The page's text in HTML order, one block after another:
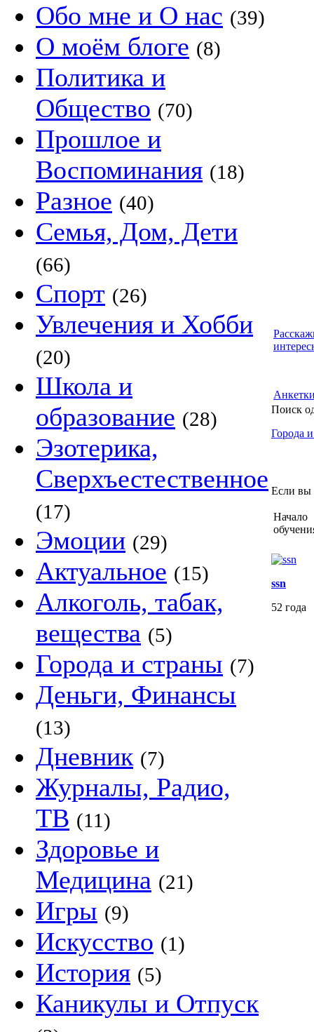
Обо мне и О нас (39)
О моём блоге (8)
Политика и
Общество (70)
Прошлое и
Воспоминания (18)
Разное (40)
Семья, Дом, Дети
(66)
Спорт (26)
Увлечения и Хобби
(20)
Школа и
образование (28)
Эзотерика,
Сверхъестественное
(17)
Эмоции (29)
Актуальное (15)
Алкоголь, табак,
вещества (5)
Города и страны (7)
Деньги, Финансы
(13)
Дневник (7)
Журналы, Радио,
ТВ (11)
Здоровье и
Медицина (21)
Игры (9)
Искусство (1)
История (5)
Каникулы и Отпуск
Поиск
Города
Если вы
Начало
ssn
52 года